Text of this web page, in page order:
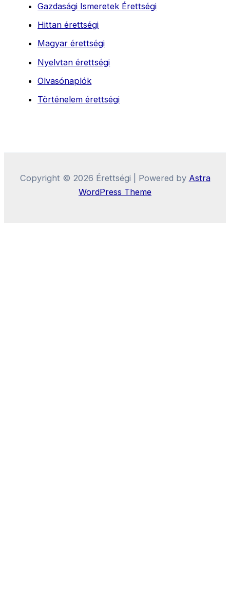
Gazdasági Ismeretek Érettségi
Hittan érettségi
Magyar érettségi
Nyelvtan érettségi
Olvasónaplók
Történelem érettségi
Copyright © 2026 Érettségi | Powered by Astra
WordPress Theme